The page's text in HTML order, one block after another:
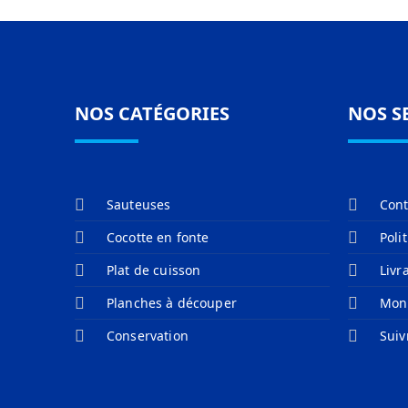
NOS CATÉGORIES
Sauteuses
Cocotte en fonte
Plat de cuisson
Planches à découper
Conservation
NOS